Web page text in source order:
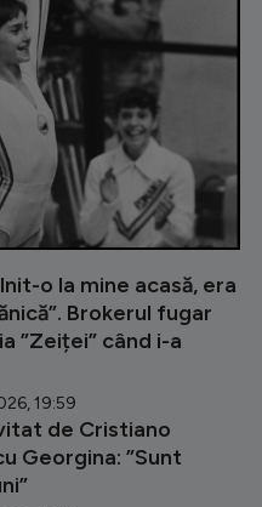
o la mine acasă, era
Brokerul fugar
”Zeiței” când i-a
19:59
de Cristiano
Georgina: ”Sunt